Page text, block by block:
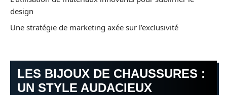
design
Une stratégie de marketing axée sur l’exclusivité
LES BIJOUX DE CHAUSSURES :
UN STYLE AUDACIEUX